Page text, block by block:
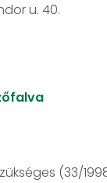
u. 40.
(33/